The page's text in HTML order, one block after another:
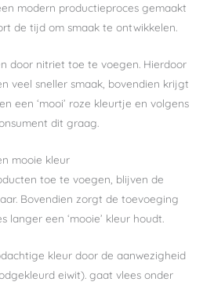
modern productieproces gemaakt
de tijd om smaak te ontwikkelen.
door nitriet toe te voegen. Hierdoor
veel sneller smaak, bovendien krijgt
een ‘mooi’ roze kleurtje en volgens
dit graag.
mooie kleur
toe te voegen, blijven de
Bovendien zorgt de toevoeging
langer een ‘mooie’ kleur houdt.
kleur door de aanwezigheid
eiwit). gaat vlees onder